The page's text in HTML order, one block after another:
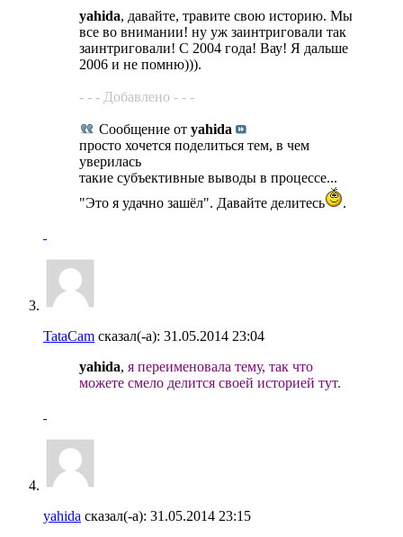
yahida, давайте, травите свою историю. Мы
все во внимании! ну уж заинтриговали так
заинтриговали! С 2004 года! Вау! Я дальше
2006 и не помню))).
- - - Добавлено - - -
Сообщение от yahida
просто хочется поделиться тем, в чем
уверилась
такие субъективные выводы в процессе...
"Это я удачно зашёл". Давайте делитесь
.
TataCam сказал(-а): 31.05.2014 23:04
yahida, я переименовала тему, так что
можете смело делится своей историей тут.
yahida сказал(-а): 31.05.2014 23:15